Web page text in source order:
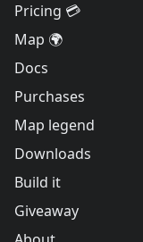
Pricing 💳
Map 🌍
Docs
Purchases
Map legend
Downloads
Build it
Giveaway